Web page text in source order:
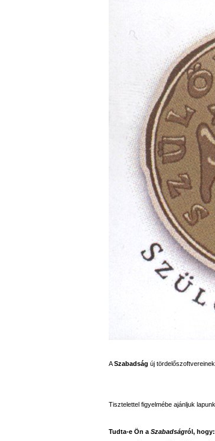
ASzabadság új
Tisztelettel figyelmébe ajánljuk
Tudta-e Ön a Szabadságról, hogy: